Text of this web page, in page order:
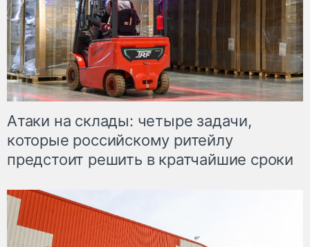
Атаки на склады: четыре задачи,
которые российскому ритейлу
предстоит решить в кратчайшие сроки